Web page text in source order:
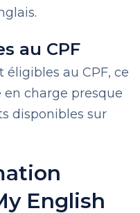
au CPF
éligibles au CPF, ce
charge presque
disponibles sur
English